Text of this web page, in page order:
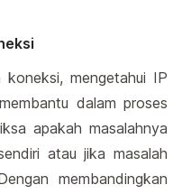
koneksi, mengetahui IP
dalam proses
apakah masalahnya
atau jika masalah
membandingkan